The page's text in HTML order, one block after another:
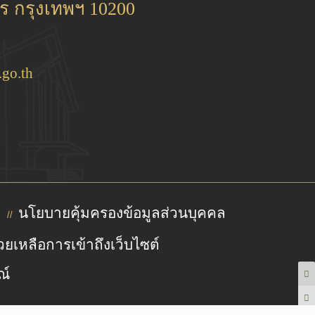
รุงเทพฯ 10200
//
นโยบายคุ้มครองข้อมูลส่วนบุคคล
เหลือการเข้าถึงเว็บไซต์